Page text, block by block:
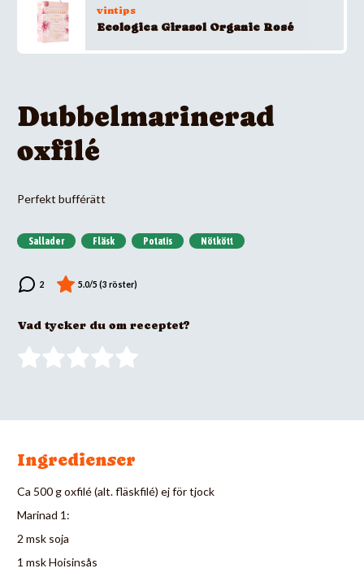
vintips
Ecologica Girasol Organic Rosé
Dubbelmarinerad
oxfilé
Perfekt bufférätt
Sallader Fläsk Potatis Nötkött
Vad tycker du om receptet?
Ingredienser
Ca 500 g oxfilé (alt. fläskfilé) ej för tjock
Marinad 1:
2 msk soja
1 msk Hoisinsås